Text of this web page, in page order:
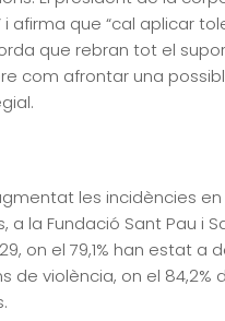
que “cal aplicar
que rebran tot el
com afrontar una
les incidències en
a la Fundació Sant Pau i
on el 79,1% han estat a
de violència, on el